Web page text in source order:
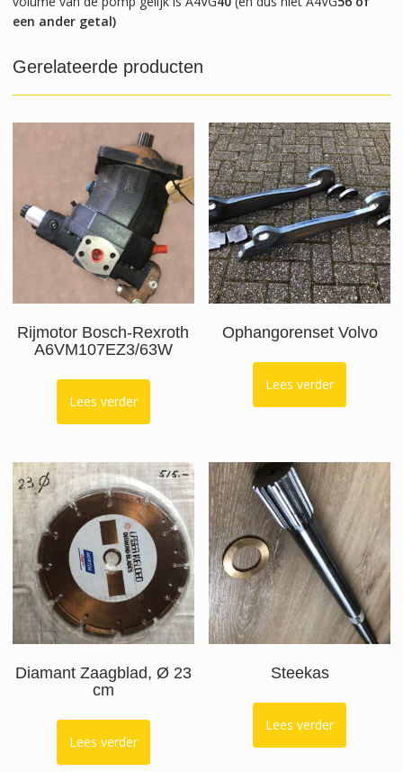
een ander getal)
Gerelateerde producten
Rijmotor Bosch-Rexroth
A6VM107EZ3/63W
Lees verder
Ophangorenset Volvo
Lees verder
Diamant Zaagblad, Ø 23
cm
Lees verder
Steekas
Lees verder